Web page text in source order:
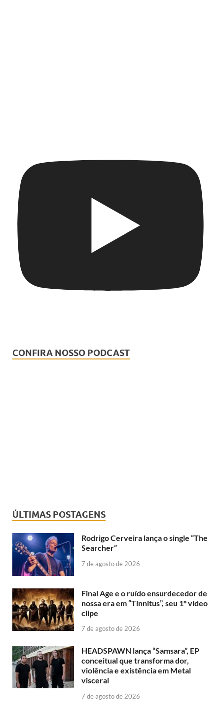
CONFIRA NOSSO PODCAST
ÚLTIMAS POSTAGENS
Rodrigo Cerveira lança o single “The
Searcher”
7 de agosto de 2026
Final Age e o ruído ensurdecedor de
nossa era em “Tinnitus”, seu 1º vídeo
clipe
7 de agosto de 2026
HEADSPAWN lança “Samsara”, EP
conceitual que transforma dor,
violência e existência em Metal
visceral
7 de agosto de 2026